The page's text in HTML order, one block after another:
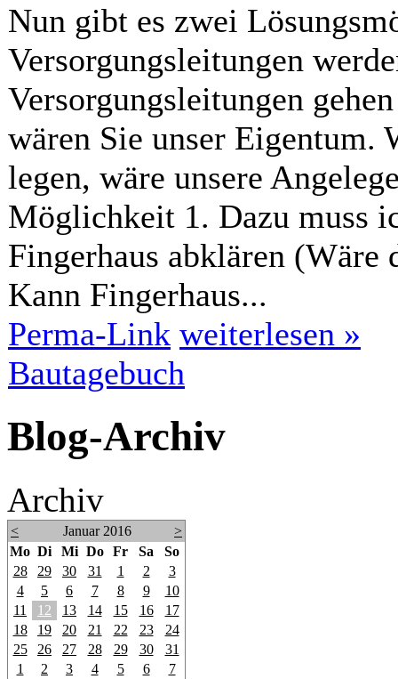
Nun gibt es zwei
Versorgungsleitungen
Versorgungsleitungen
wären Sie unser Eigentum.
legen, wäre unsere
Möglichkeit 1. Dazu muss
Fingerhaus abklären (Wäre
Kann Fingerhaus...
Perma-Link weiterlesen »
Bautagebuch
Blog-Archiv
Archiv
< Januar 2016
>
Mo Di Mi Do Fr Sa
So
28
29 30 31 1 2
3
4
5 6 7 8 9
10
11
12 13 14 15 16
17
18
19 20 21 22 23
24
25
26 27 28 29 30
31
1
2 3 4 5 6 7